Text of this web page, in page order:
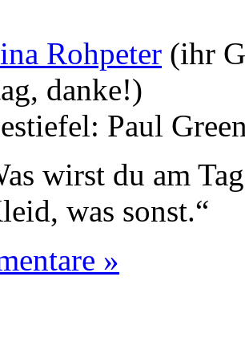
Rohpeter (ihr
danke!)
Paul
wirst du am
was sonst.“
»